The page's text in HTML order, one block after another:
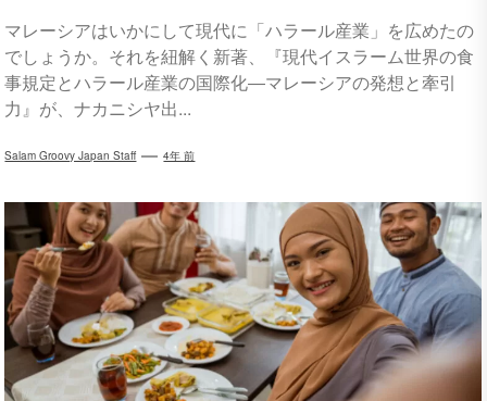
マレーシアはいかにして現代に「ハラール産業」を広めたの
でしょうか。それを紐解く新著、『現代イスラーム世界の食
事規定とハラール産業の国際化―マレーシアの発想と牽引
力』が、ナカニシヤ出...
Salam Groovy Japan Staff 4年 前